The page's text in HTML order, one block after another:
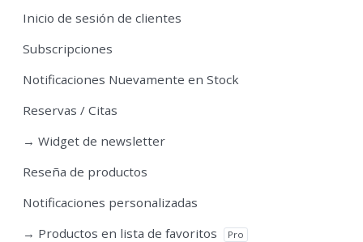
Inicio de sesión de clientes
Subscripciones
Notificaciones Nuevamente en Stock
Reservas / Citas
→ Widget de newsletter
Reseña de productos
Notificaciones personalizadas
→ Productos en lista de favoritos
Pro